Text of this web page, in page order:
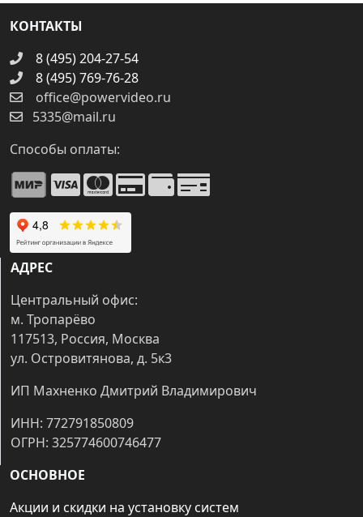
КОНТАКТЫ
8 (495) 204-27-54
8 (495) 769-76-28
office@powervideo.ru
5335@mail.ru
Способы оплаты:
АДРЕС
Центральный офис:
м. Тропарёво
117513, Россия, Москва
ул. Островитянова, д. 5к3
ИП Махненко Дмитрий Владимирович
ИНН: 772791850809
ОГРН: 325774600746477
ОСНОВНОЕ
Акции и скидки на установку систем